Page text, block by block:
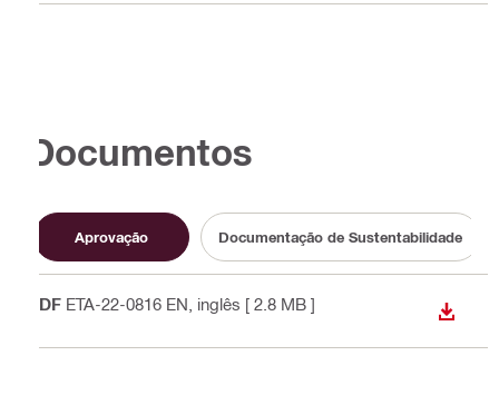
Documentos
Aprovação Documentação de Sustentabilidade
PDF ETA-22-0816 EN , inglês [ 2.8 MB ]